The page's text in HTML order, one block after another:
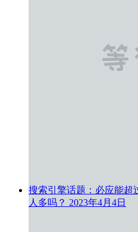
搜索引擎话题：必应能超
人多吗？ 2023年4月4日